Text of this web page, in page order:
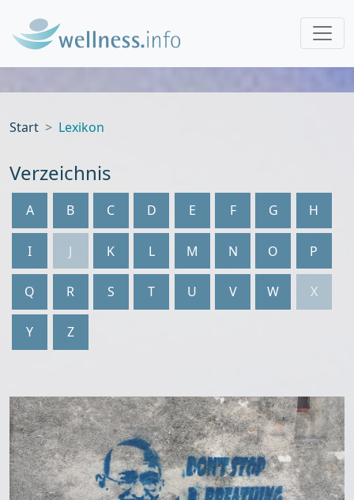
Start Lexikon
Verzeichnis
A B C D E F G H
I J K L M N O P
Q R S T U V W X
Y Z